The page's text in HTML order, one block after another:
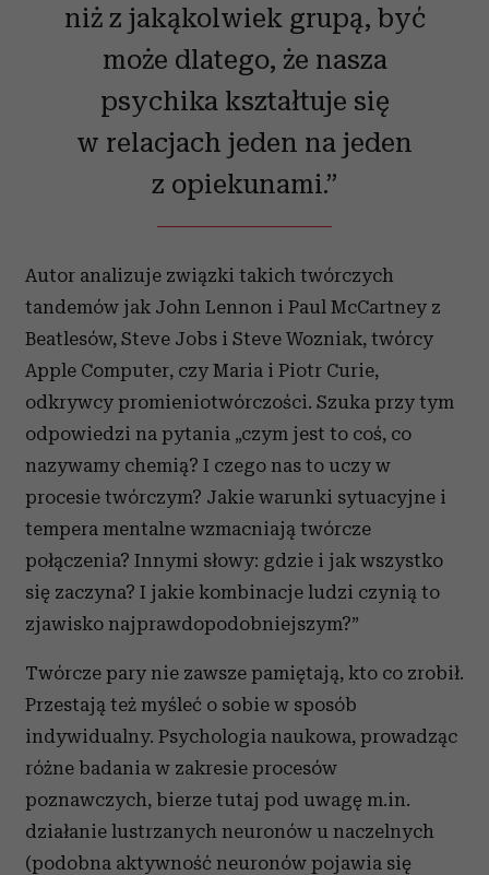
niż z jakąkolwiek grupą, być
może dlatego, że nasza
psychika kształtuje się
w relacjach jeden na jeden
z opiekunami.”
Autor analizuje związki takich twórczych
tandemów jak John Lennon i Paul McCartney z
Beatlesów, Steve Jobs i Steve Wozniak, twórcy
Apple Computer, czy Maria i Piotr Curie,
odkrywcy promieniotwórczości. Szuka przy tym
odpowiedzi na pytania „czym jest to coś, co
nazywamy chemią? I czego nas to uczy w
procesie twórczym? Jakie warunki sytuacyjne i
tempera mentalne wzmacniają twórcze
połączenia? Innymi słowy: gdzie i jak wszystko
się zaczyna? I jakie kombinacje ludzi czynią to
zjawisko najprawdopodobniejszym?”
Twórcze pary nie zawsze pamiętają, kto co zrobił.
Przestają też myśleć o sobie w sposób
indywidualny. Psychologia naukowa, prowadząc
różne badania w zakresie procesów
poznawczych, bierze tutaj pod uwagę m.in.
działanie lustrzanych neuronów u naczelnych
(podobna aktywność neuronów pojawia się